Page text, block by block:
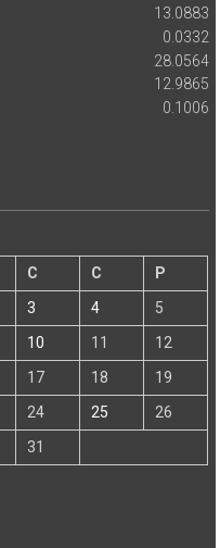
13.0883
0.0332
28.0564
12.9865
0.1006
C C
P
3 4
5
10 11
12
17 18
19
24 25
26
31